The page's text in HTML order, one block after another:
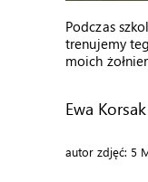
Podczas
trenujemy
moich
Ewa Korsak
autor zdjęć: 5